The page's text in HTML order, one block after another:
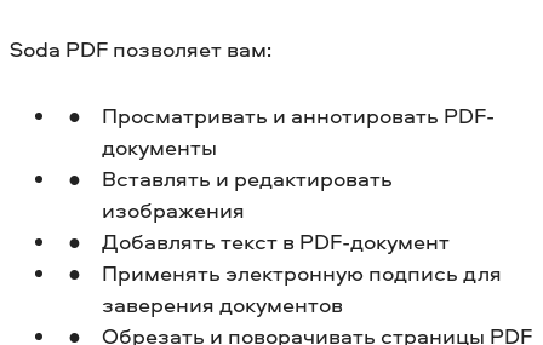
Soda PDF позволяет вам:
Просматривать и аннотировать PDF-
документы
Вставлять и редактировать
изображения
Добавлять текст в PDF-документ
Применять электронную подпись для
заверения документов
Обрезать и поворачивать страницы PDF